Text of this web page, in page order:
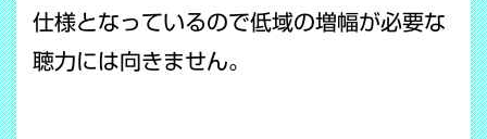
仕様となっているので低域の増幅が必要な
聴力には向きません。